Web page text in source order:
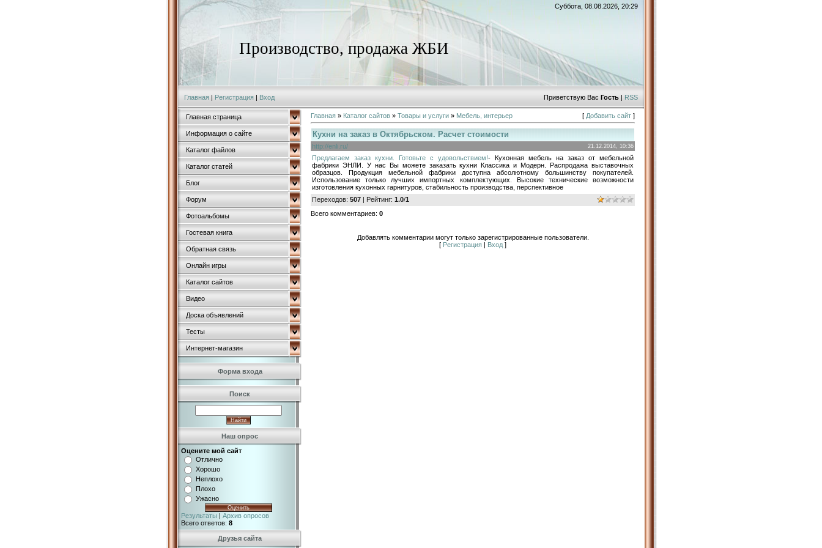
Суббота, 08.08.2026, 20:29
Производство, продажа ЖБИ
Главная | Регистрация | Вход Приветствую Вас Гость | RSS
Главная страница
Информация о сайте
Каталог файлов
Каталог статей
Блог
Форум
Фотоальбомы
Гостевая книга
Обратная связь
Онлайн игры
Каталог сайтов
Видео
Доска объявлений
Тесты
Интернет-магазин
Форма входа
Поиск
Наш опрос
Оцените мой сайт
Отлично
Хорошо
Неплохо
Плохо
Ужасно
Результаты | Архив опросов
Всего ответов: 8
Друзья сайта
Главная » Каталог сайтов » Товары и услуги » Мебель, интерьер [ Добавить сайт ]
Кухни на заказ в Октябрьском. Расчет стоимости
http://enli.ru/ 21.12.2014, 10:36
Предлагаем заказ кухни. Готовьте с удовольствием!- Кухонная мебель на заказ от мебельной
фабрики ЭНЛИ. У нас Вы можете заказать кухни Классика и Модерн. Распродажа выставочных
образцов. Продукция мебельной фабрики доступна абсолютному большинству покупателей.
Использование только лучших импортных комплектующих. Высокие технические возможности
изготовления кухонных гарнитуров, стабильность производства, перспективное
Переходов: 507 | Рейтинг: 1.0/1
Всего комментариев: 0
Добавлять комментарии могут только зарегистрированные пользователи.
[ Регистрация | Вход ]